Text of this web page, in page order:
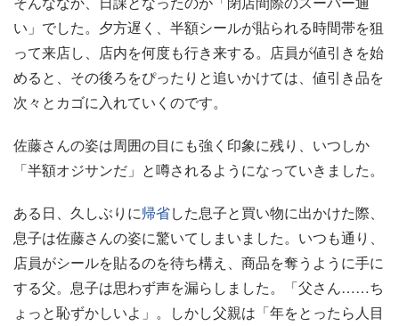
い」でした。夕方遅く、半額シールが貼られる時間帯を狙
って来店し、店内を何度も行き来する。店員が値引きを始
めると、その後ろをぴったりと追いかけては、値引き品を
次々とカゴに入れていくのです。
佐藤さんの姿は周囲の目にも強く印象に残り、いつしか
「半額オジサンだ」と噂されるようになっていきました。
ある日、久しぶりに帰省した息子と買い物に出かけた際、
息子は佐藤さんの姿に驚いてしまいました。いつも通り、
店員がシールを貼るのを待ち構え、商品を奪うように手に
する父。息子は思わず声を漏らしました。「父さん……ち
ょっと恥ずかしいよ」。しかし父親は「年をとったら人目